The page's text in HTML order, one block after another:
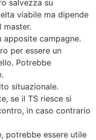
salvezza su
viabile ma dipende
master.
apposite campagne.
per essere un
Potrebbe
situazionale.
se il TS riesce si
in caso contrario
potrebbe essere utile